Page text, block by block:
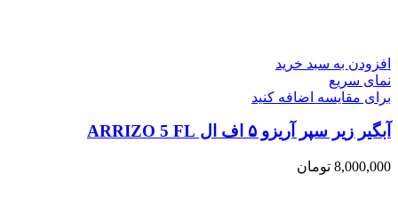
افزودن به سبد خرید
نمای سریع
برای مقایسه اضافه کنید
آبگیر زیر سپر آریزو ۵ اف ال ARRIZO 5 FL
8,000,000 تومان